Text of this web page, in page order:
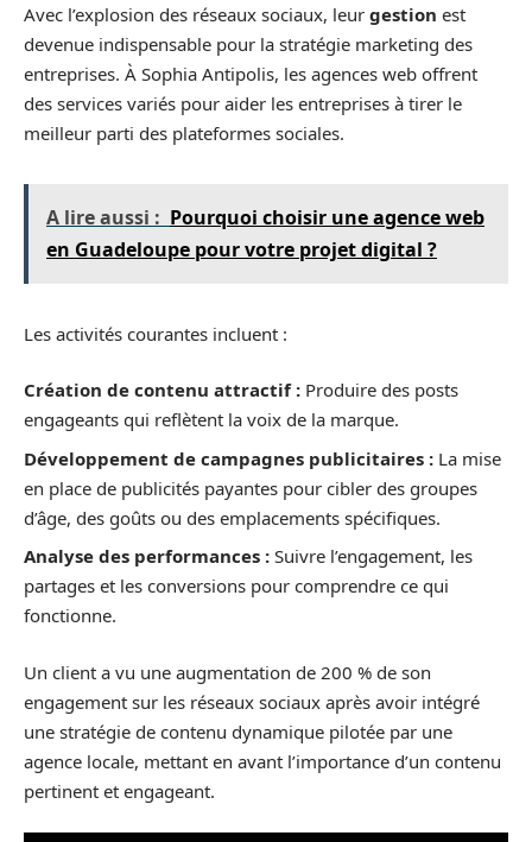
Avec l’explosion des réseaux sociaux, leur gestion est
devenue indispensable pour la stratégie marketing des
entreprises. À Sophia Antipolis, les agences web offrent
des services variés pour aider les entreprises à tirer le
meilleur parti des plateformes sociales.
A lire aussi : Pourquoi choisir une agence web
en Guadeloupe pour votre projet digital ?
Les activités courantes incluent :
Création de contenu attractif : Produire des posts
engageants qui reflètent la voix de la marque.
Développement de campagnes publicitaires : La mise
en place de publicités payantes pour cibler des groupes
d’âge, des goûts ou des emplacements spécifiques.
Analyse des performances : Suivre l’engagement, les
partages et les conversions pour comprendre ce qui
fonctionne.
Un client a vu une augmentation de 200 % de son
engagement sur les réseaux sociaux après avoir intégré
une stratégie de contenu dynamique pilotée par une
agence locale, mettant en avant l’importance d’un contenu
pertinent et engageant.